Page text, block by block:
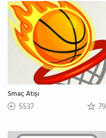
Smaç Atışı
5537 79